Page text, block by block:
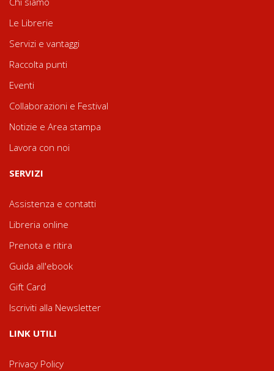
Le Librerie
Servizi e vantaggi
Raccolta punti
Eventi
Collaborazioni e Festival
Notizie e Area stampa
Lavora con noi
SERVIZI
Assistenza e contatti
Libreria online
Prenota e ritira
Guida all'ebook
Gift Card
Iscriviti alla Newsletter
LINK UTILI
Privacy Policy